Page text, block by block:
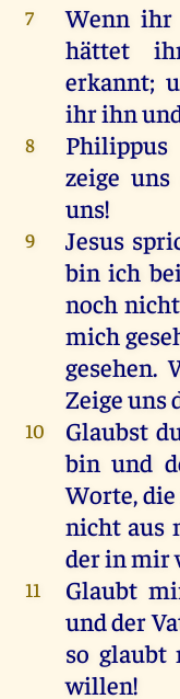
7 Wenn ihr
hättet
erkannt;
ihrihn
8 Philippus
zeige uns
uns!
9 Jesus
bin ich bei
noch nicht
mich
gesehen.
Zeigeuns
10 Glaubst
bin und
Worte,die
nicht aus
derinmir
11 Glaubt
undder
so glaubt
willen!